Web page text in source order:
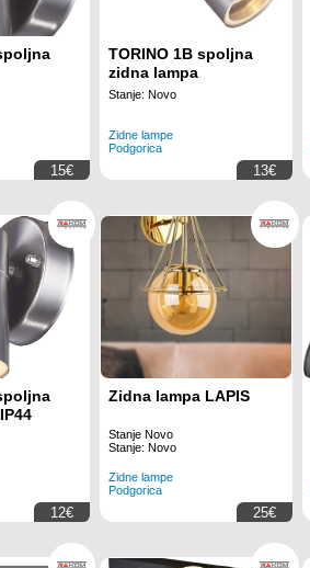
15€
TORINO 1B spoljna
zidna lampa
Stanje: Novo
Zidne lampe
Podgorica
13€
12€
Zidna lampa LAPIS
Stanje Novo
Stanje: Novo
Zidne lampe
Podgorica
25€